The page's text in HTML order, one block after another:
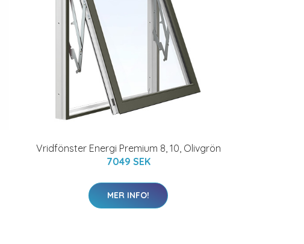
Vridfönster Energi Premium 8, 10, Olivgrön
7049 SEK
MER INFO!